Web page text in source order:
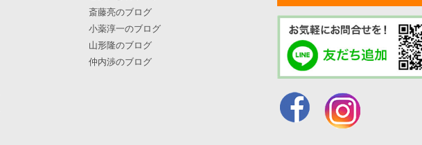
斎藤亮のブログ
小薬淳一のブログ
山形隆のブログ
仲内渉のブログ